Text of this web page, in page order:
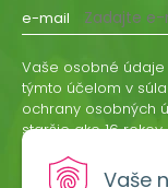
Vaše
e-mail
Vaše osobné
týmto účelom v
ochrany osobných
staršie ako 16
odvolať písomne,